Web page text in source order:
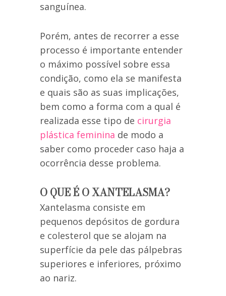
sanguínea.
Porém, antes de recorrer a esse
processo é importante entender
o máximo possível sobre essa
condição, como ela se manifesta
e quais são as suas implicações,
bem como a forma com a qual é
realizada esse tipo de cirurgia
plástica feminina de modo a
saber como proceder caso haja a
ocorrência desse problema.
O QUE É O XANTELASMA?
Xantelasma consiste em
pequenos depósitos de gordura
e colesterol que se alojam na
superfície da pele das pálpebras
superiores e inferiores, próximo
ao nariz.